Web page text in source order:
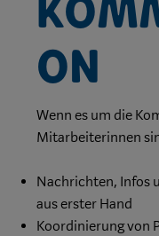
on
Wenn es um die
Mitarbeiterinnen
Nachrichten, Infos
aus erster Hand
Koordinierung von